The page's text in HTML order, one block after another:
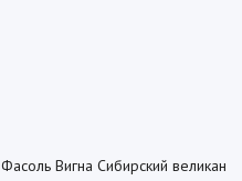
Фасоль Вигна Сибирский великан